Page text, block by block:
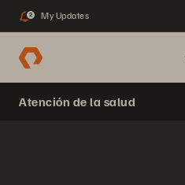
2 My Updates
Atención de la salud